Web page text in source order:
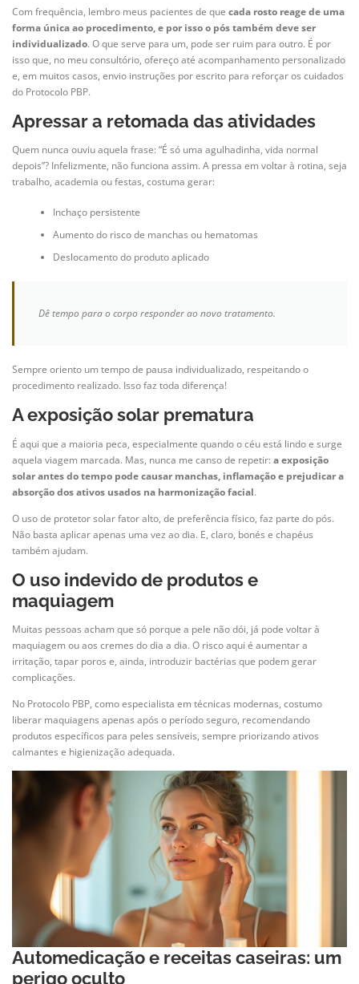
Com frequência, lembro meus pacientes de que cada rosto reage de uma
forma única ao procedimento, e por isso o pós também deve ser
individualizado. O que serve para um, pode ser ruim para outro. É por
isso que, no meu consultório, ofereço até acompanhamento personalizado
e, em muitos casos, envio instruções por escrito para reforçar os cuidados
do Protocolo PBP.
Apressar a retomada das atividades
Quem nunca ouviu aquela frase: “É só uma agulhadinha, vida normal
depois”? Infelizmente, não funciona assim. A pressa em voltar à rotina, seja
trabalho, academia ou festas, costuma gerar:
Inchaço persistente
Aumento do risco de manchas ou hematomas
Deslocamento do produto aplicado
Dê tempo para o corpo responder ao novo tratamento.
Sempre oriento um tempo de pausa individualizado, respeitando o
procedimento realizado. Isso faz toda diferença!
A exposição solar prematura
É aqui que a maioria peca, especialmente quando o céu está lindo e surge
aquela viagem marcada. Mas, nunca me canso de repetir: a exposição
solar antes do tempo pode causar manchas, inflamação e prejudicar a
absorção dos ativos usados na harmonização facial.
O uso de protetor solar fator alto, de preferência físico, faz parte do pós.
Não basta aplicar apenas uma vez ao dia. E, claro, bonés e chapéus
também ajudam.
O uso indevido de produtos e
maquiagem
Muitas pessoas acham que só porque a pele não dói, já pode voltar à
maquiagem ou aos cremes do dia a dia. O risco aqui é aumentar a
irritação, tapar poros e, ainda, introduzir bactérias que podem gerar
complicações.
No Protocolo PBP, como especialista em técnicas modernas, costumo
liberar maquiagens apenas após o período seguro, recomendando
produtos específicos para peles sensíveis, sempre priorizando ativos
calmantes e higienização adequada.
Automedicação e receitas caseiras: um
perigo oculto